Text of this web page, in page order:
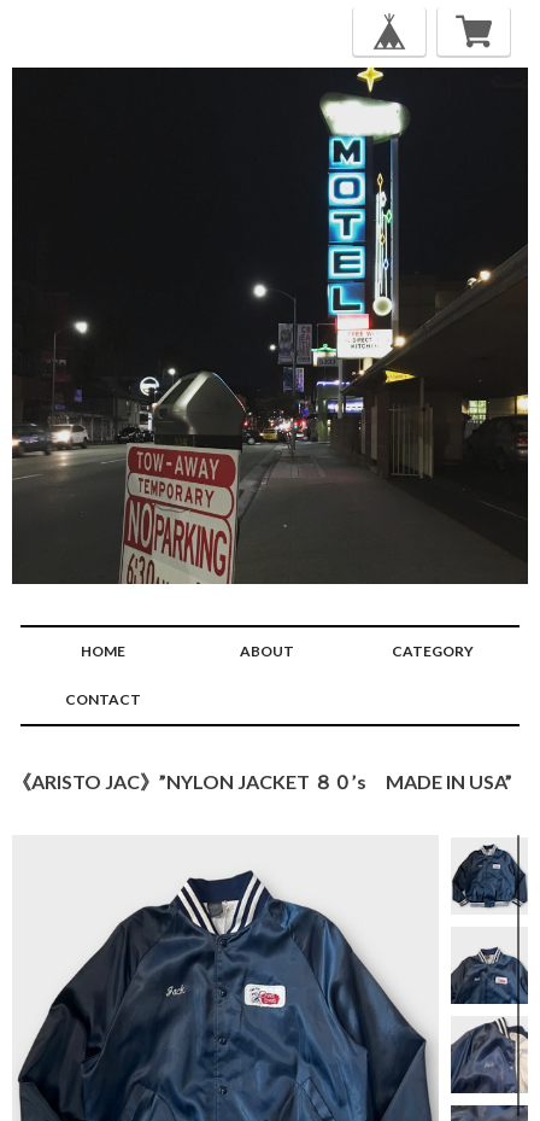
HOME ABOUT CATEGORY
CONTACT
《ARISTO JAC》”NYLON JACKET ８０’s MADE IN USA”